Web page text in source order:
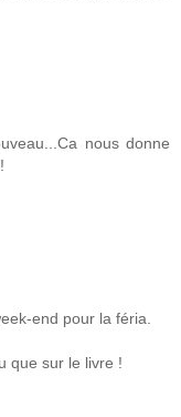
nous donne
end pour la féria.
que sur le livre !